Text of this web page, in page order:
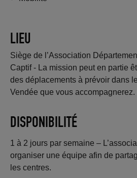
LIEU
Siège de l’Association
Captif - La mission peut en partie
des déplacements à prévoir dans
Vendée que vous accompagnerez.
DISPONIBILITÉ
1 à 2 jours par semaine –
organiser une équipe afin de
les centres.